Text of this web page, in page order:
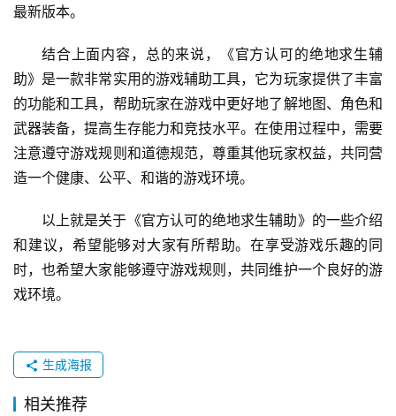
最新版本。
结合上面内容，总的来说，《官方认可的绝地求生辅
助》是一款非常实用的游戏辅助工具，它为玩家提供了丰富
的功能和工具，帮助玩家在游戏中更好地了解地图、角色和
武器装备，提高生存能力和竞技水平。在使用过程中，需要
注意遵守游戏规则和道德规范，尊重其他玩家权益，共同营
造一个健康、公平、和谐的游戏环境。
以上就是关于《官方认可的绝地求生辅助》的一些介绍
和建议，希望能够对大家有所帮助。在享受游戏乐趣的同
时，也希望大家能够遵守游戏规则，共同维护一个良好的游
戏环境。
生成海报
相关推荐